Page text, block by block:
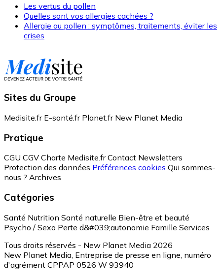
Les vertus du pollen
Quelles sont vos allergies cachées ?
Allergie au pollen : symptômes, traitements, éviter les
crises
Sites du Groupe
Medisite.fr E-santé.fr Planet.fr New Planet Media
Pratique
CGU CGV Charte Medisite.fr Contact Newsletters
Protection des données Préférences cookies Qui sommes-
nous ? Archives
Catégories
Santé Nutrition Santé naturelle Bien-être et beauté
Psycho / Sexo Perte d&#039;autonomie Famille Services
Tous droits réservés - New Planet Media 2026
New Planet Media, Entreprise de presse en ligne, numéro
d'agrément CPPAP 0526 W 93940